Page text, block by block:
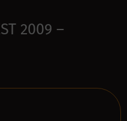
2009 –